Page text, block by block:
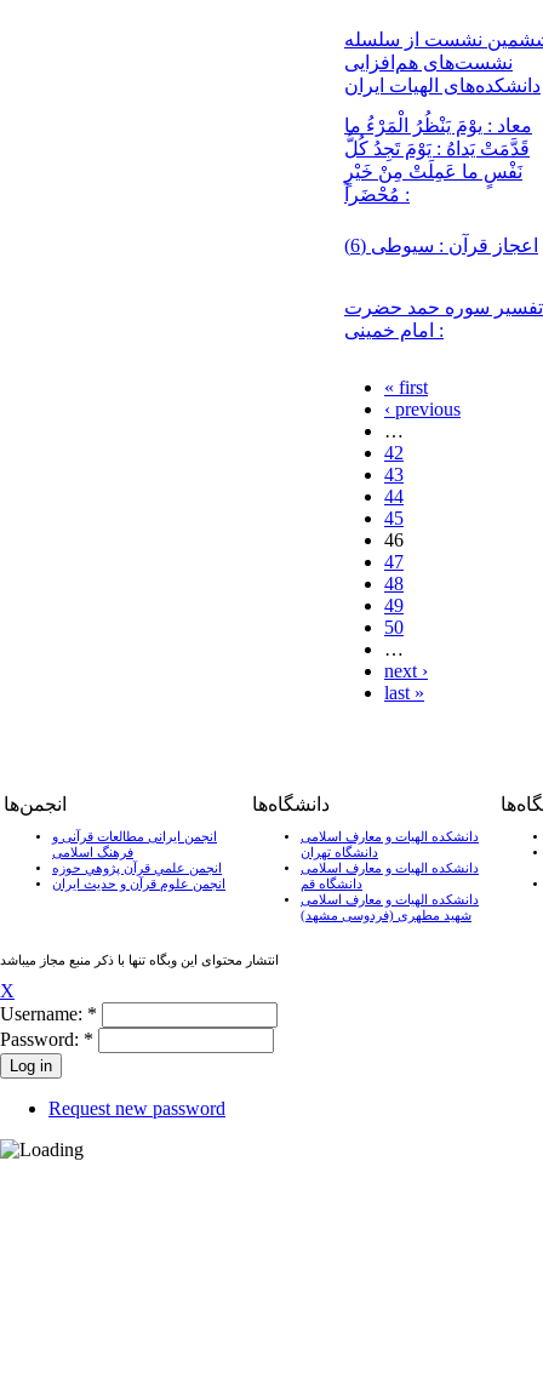
نشست از سلسله
نشست‌های هم‌افزایی
دانشکده‌های الهیات ایران
معاد : یوْمَ يَنْظُرُ الْمَرْءُ ما
قَدَّمَتْ يَداهُ : يَوْمَ تَجِدُ كُلُّ
نَفْسٍ ما عَمِلَتْ مِنْ خَيْرٍ
مُحْضَراً :
اعجاز قرآن : سیوطی (6)
تفسير سوره حمد حضرت
امام خمینی :
« first
‹ previous
…
42
43
44
45
46
47
48
49
50
…
next ›
last »
انجمن‌ها
انجمن ایرانی مطالعات قرآنی و
فرهنگ اسلامی
انجمن علمي قرآن پژوهي حوزه
انجمن علوم قرآن و حدیث ایران
دانشگاه‌ها
دانشکده الهیات و معارف اسلامی
دانشگاه تهران
دانشکده الهیات و معارف اسلامی
دانشگاه قم
دانشکده الهیات و معارف اسلامی
شهید مطهری (فردوسی مشهد)
انتشار محتوای این وبگاه تنها با ذکر منبع مجاز میباشد
X
Username: *
Password: *
Request new password